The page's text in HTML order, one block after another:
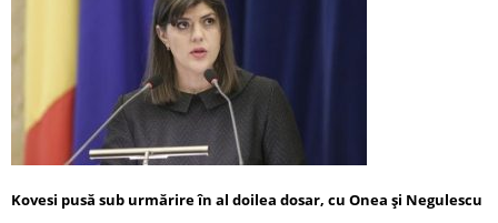
Kovesi pusă sub urmărire în al doilea dosar, cu Onea şi Negulescu